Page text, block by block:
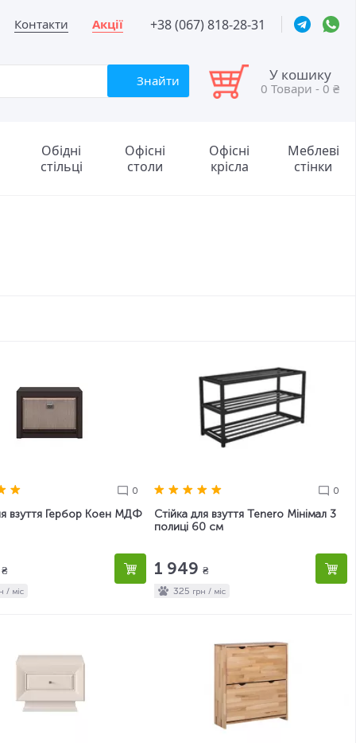
Контакти Акції +38 (067) 818-28-31
Знайти У кошику
0 Товари - 0 ₴
Обідні
стільці
Офісні
столи
Офісні
крісла
Меблеві
стінки
0
взуття Гербор Коен МДФ
₴
/ міс
0
Стійка для взуття Tenero Мінімал 3
полиці 60 см
1 949 ₴
325 грн / міс